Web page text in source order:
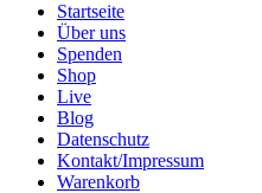
Startseite
Über uns
Spenden
Shop
Live
Blog
Datenschutz
Kontakt/Impressum
Warenkorb